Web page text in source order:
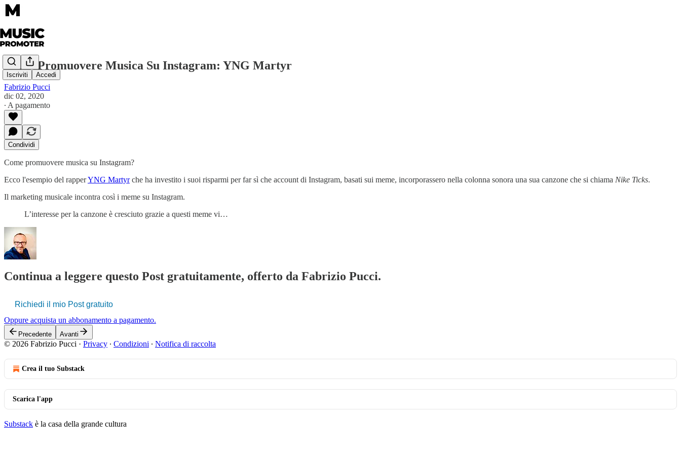
Iscriviti Accedi
Come Promuovere Musica Su Instagram: YNG Martyr
Fabrizio Pucci
dic 02, 2020
∙ A pagamento
Condividi
Come promuovere musica su Instagram?
Ecco l'esempio del rapperYNG Martyrche ha investito i suoi risparmi per far sì che account di Instagram, basati sui meme, incorporassero nella colonna sonora una sua canzone che si chiama Nike Ticks.
Il marketing musicale incontra così i meme su Instagram.
L’interesse per la canzone è cresciuto grazie a questi meme vi…
Continua a leggere questo Post gratuitamente, offerto da Fabrizio Pucci.
Richiedi il mio Post gratuito
Oppure acquista un abbonamento a pagamento.
Precedente Avanti
© 2026 Fabrizio Pucci · Privacy ∙ Condizioni ∙ Notifica di raccolta
Crea il tuo Substack
Scarica l'app
Substack è la casa della grande cultura